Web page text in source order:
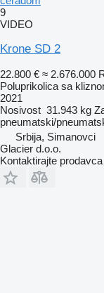
9
VIDEO
Krone SD 2
22.800 € ≈ 2.676.000
Poluprikolica sa
2021
Nosivost 31.943 kg
pneumatski/
Srbija, Simanovci
Glacier d.o.o.
Kontaktirajte prodavca